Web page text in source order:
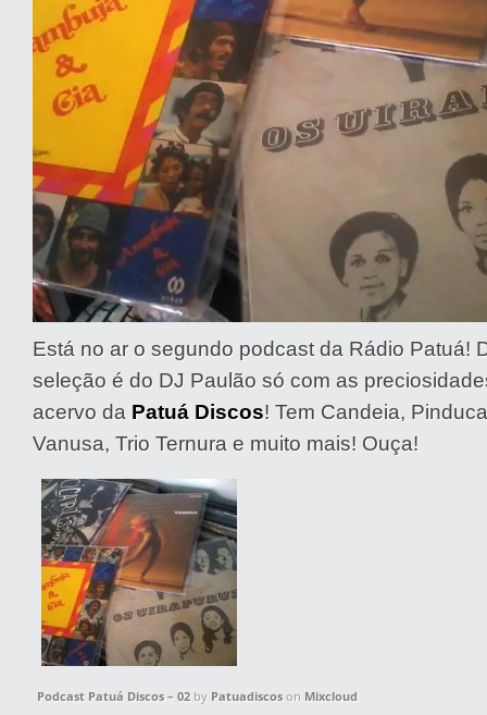
Está no ar o segundo podcast da Rádio Patuá!
seleção é do DJ Paulão só com as
acervo da Patuá Discos! Tem Candeia,
Vanusa, Trio Ternura e muito mais! Ouça!
Podcast Patuá Discos – 02 by Patuadiscos on Mixcloud